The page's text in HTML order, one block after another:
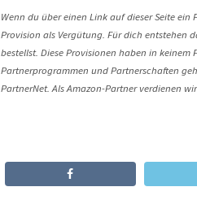
Wenn du über einen Link auf dieser Seite
Provision als Vergütung. Für dich entstehen
bestellst. Diese Provisionen haben in
Partnerprogrammen und Partnerschaften
PartnerNet. Als Amazon-Partner verdienen